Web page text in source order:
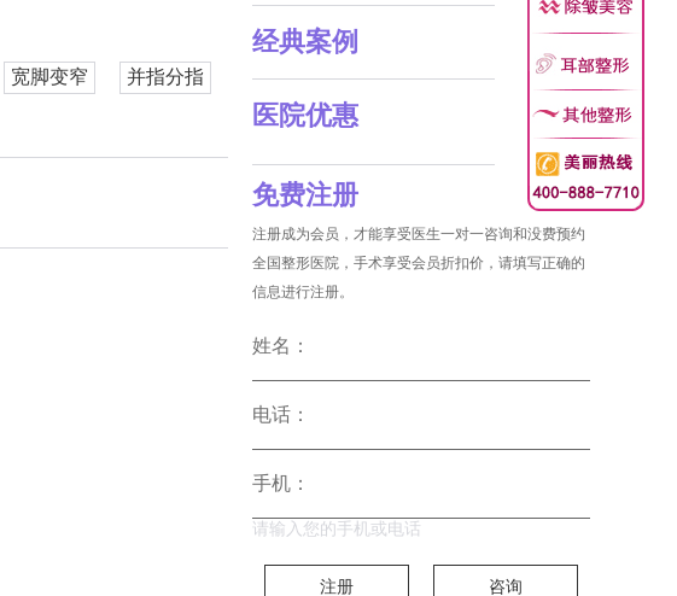
宽脚变窄 并指分指
经典案例
医院优惠
免费注册
注册成为会员，才能享受医生一对一咨询和没费预约
全国整形医院，手术享受会员折扣价，请填写正确的
信息进行注册。
姓名：
电话：
手机：
请输入您的手机或电话
注册 咨询